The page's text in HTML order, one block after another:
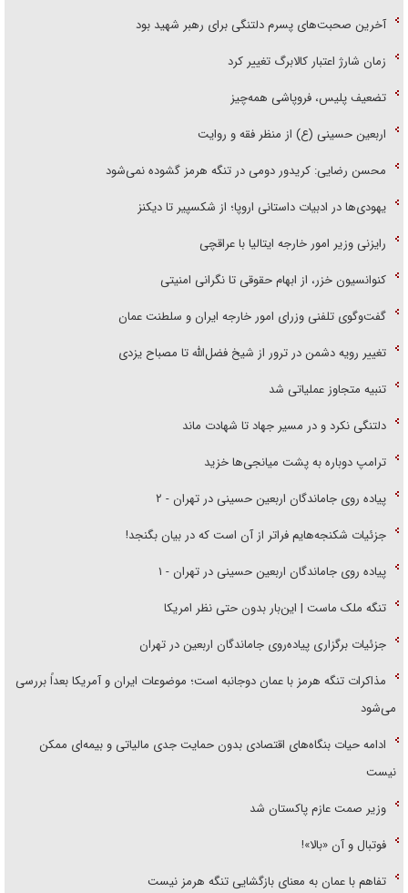
آخرین صحبت‌های پسرم دلتنگی برای رهبر شهید بود
زمان شارژ اعتبار کالابرگ تغییر کرد
تضعیف پلیس، فروپاشی همه‌چیز
اربعین حسینی (ع) از منظر فقه و روایت
محسن رضایی: کریدور دومی در تنگه هرمز گشوده نمی‌شود
یهودی‌ها در ادبیات داستانی اروپا؛ از شکسپیر تا دیکنز
رایزنی وزیر امور خارجه ایتالیا با عراقچی
کنوانسیون خزر، از ابهام حقوقی تا نگرانی امنیتی
گفت‌وگوی تلفنی وزرای امور خارجه ایران و سلطنت عمان
تغییر رویه دشمن در ترور از شیخ فضل‌الله تا مصباح یزدی
تنبیه متجاوز عملیاتی شد
دلتنگی نکرد و در مسیر جهاد تا شهادت ماند
ترامپ دوباره به پشت میانجی‌ها خزید
پیاده روی جاماندگان اربعین حسینی در تهران - ۲
جزئیات شکنجه‌هایم فراتر از آن است که در بیان بگنجد!
پیاده روی جاماندگان اربعین حسینی در تهران - ۱
تنگه ملک ماست | این‌بار بدون حتی نظر امریکا
جزئیات برگزاری پیاده‌روی جاماندگان اربعین در تهران
مذاکرات تنگه هرمز با عمان دوجانبه است؛ موضوعات ایران و آمریکا بعداً بررسی
می‌شود
ادامه حیات بنگاه‌های اقتصادی بدون حمایت جدی مالیاتی و بیمه‌ای ممکن
نیست
وزیر صمت عازم پاکستان شد
فوتبال و آن «بالا»!
تفاهم با عمان به معنای بازگشایی تنگه هرمز نیست